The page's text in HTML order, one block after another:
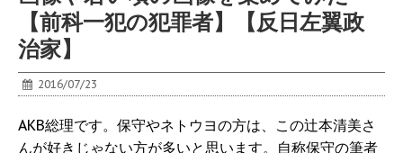
【前科一犯の犯罪者】【反日左翼政
治家】
2016/07/23
AKB総理です。保守やネトウヨの方は、この辻本清美さ
んが好きじゃない方が多いと思います。自称保守の筆者